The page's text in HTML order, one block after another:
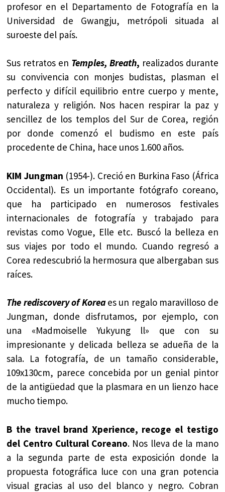
profesor en el Departamento de Fotografía en la
Universidad de Gwangju, metrópoli situada al
suroeste del país.
Sus retratos en Temples, Breath, realizados durante
su convivencia con monjes budistas, plasman el
perfecto y difícil equilibrio entre cuerpo y mente,
naturaleza y religión. Nos hacen respirar la paz y
sencillez de los templos del Sur de Corea, región
por donde comenzó el budismo en este país
procedente de China, hace unos 1.600 años.
KIM Jungman (1954-). Creció en Burkina Faso (África
Occidental). Es un importante fotógrafo coreano,
que ha participado en numerosos festivales
internacionales de fotografía y trabajado para
revistas como Vogue, Elle etc. Buscó la belleza en
sus viajes por todo el mundo. Cuando regresó a
Corea redescubrió la hermosura que albergaban sus
raíces.
The rediscovery of Koreaes un regalo maravilloso de
Jungman, donde disfrutamos, por ejemplo, con
una «Madmoiselle Yukyung ll» que con su
impresionante y delicada belleza se adueña de la
sala. La fotografía, de un tamaño considerable,
109x130cm, parece concebida por un genial pintor
de la antigüedad que la plasmara en un lienzo hace
mucho tiempo.
B the travel brand Xperience, recoge el testigo
del Centro Cultural Coreano. Nos lleva de la mano
a la segunda parte de esta exposición donde la
propuesta fotográfica luce con una gran potencia
visual gracias al uso del blanco y negro. Cobran